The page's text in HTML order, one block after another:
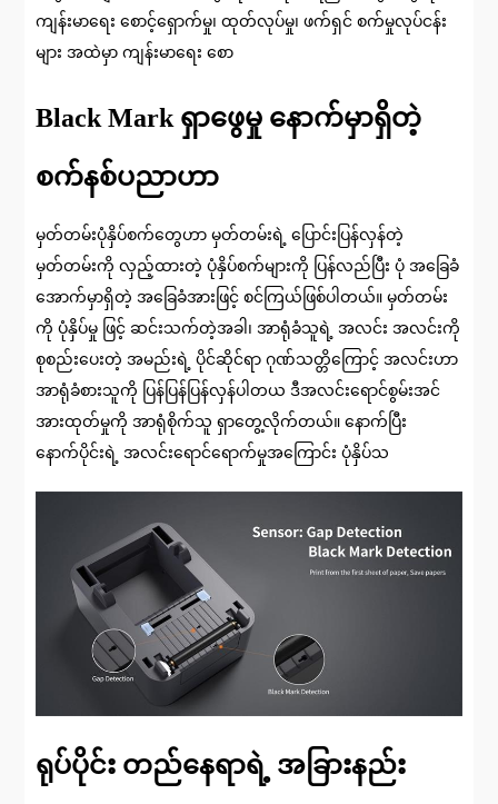
ကျန်းမာရေး စောင့်ရှောက်မှု၊ ထုတ်လုပ်မှု၊ ဖက်ရှင် စက်မှုလုပ်ငန်း
များ အထဲမှာ ကျန်းမာရေး စော
Black Mark ရှာဖွေမှု နောက်မှာရှိတဲ့
စက်နစ်ပညာဟာ
မှတ်တမ်းပုံနှိပ်စက်တွေဟာ မှတ်တမ်းရဲ့ ပြောင်းပြန်လှန်တဲ့
မှတ်တမ်းကို လှည့်ထားတဲ့ ပုံနှိပ်စက်များကို ပြန်လည်ပြီး ပုံ အခြေခံ
အောက်မှာရှိတဲ့ အခြေခံအားဖြင့် စင်ကြယ်ဖြစ်ပါတယ်။ မှတ်တမ်း
ကို ပုံနှိပ်မှု ဖြင့် ဆင်းသက်တဲ့အခါ၊ အာရုံခံသူရဲ့ အလင်း အလင်းကို
စုစည်းပေးတဲ့ အမည်းရဲ့ ပိုင်ဆိုင်ရာ ဂုဏ်သတ္တိကြောင့် အလင်းဟာ
အာရုံခံစားသူကို ပြန်ပြန်ပြန်လှန်ပါတယ ဒီအလင်းရောင်စွမ်းအင်
အားထုတ်မှုကို အာရုံစိုက်သူ ရှာတွေ့လိုက်တယ်။ နောက်ပြီး
နောက်ပိုင်းရဲ့ အလင်းရောင်ရောက်မှုအကြောင်း ပုံနှိပ်သ
ရုပ်ပိုင်း တည်နေရာရဲ့ အခြားနည်း